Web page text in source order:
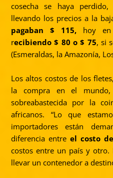
cosecha se haya
llevando los precios a la
pagaban $ 115, hoy
recibiendo $ 80 o $ 75, si
(Esmeraldas, la Amazonía,
Los altos costos de los
la compra en el mundo,
sobreabastecida por la
africanos. “Lo que
importadores están
diferencia entre el costo
costos entre un país y otro.
llevar un contenedor a